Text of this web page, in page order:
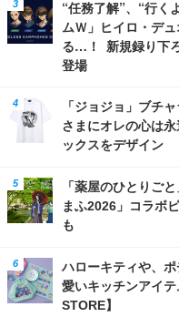
“任務了解”、“行く
ムＷ」ヒイロ・デ
る…！ 新規録り下
登場
「ジョジョ」ブチ
さまにオレの心は
ックスをデザイン
「薬屋のひとりご
まふ2026」コラボ
も
ハローキティや、
愛いキッチンアイ
STORE】